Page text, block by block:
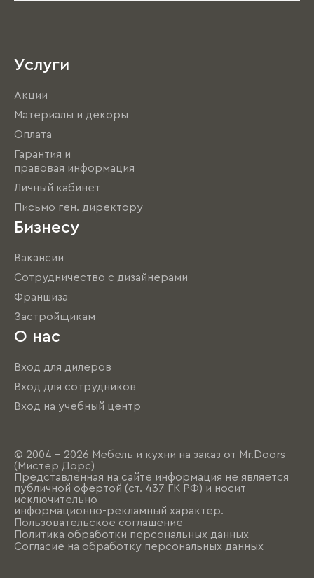
Услуги
Акции
Материалы и декоры
Оплата
Гарантия и
правовая информация
Личный кабинет
Письмо ген. директору
Бизнесу
Вакансии
Сотрудничество с дизайнерами
Франшиза
Застройщикам
О нас
Вход для дилеров
Вход для сотрудников
Вход на учебный центр
© 2004 - 2026 Мебель и кухни на заказ от Mr.Doors
(Мистер Дорс)
Представленная на сайте информация не является
публичной офертой (ст. 437 ГК РФ) и носит
исключительно
информационно-рекламный характер.
Пользовательское соглашение
Политика обработки персональных данных
Согласие на обработку персональных данных